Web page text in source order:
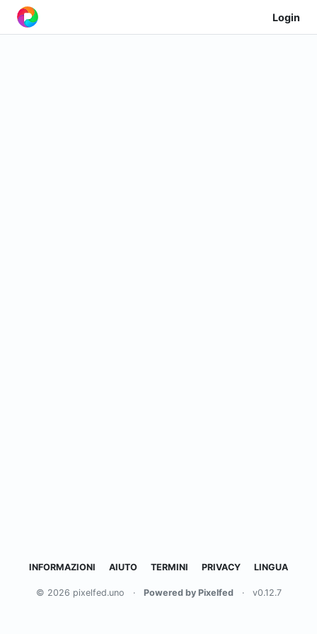
Login
INFORMAZIONI AIUTO TERMINI PRIVACY LINGUA
© 2026 pixelfed.uno · Powered by Pixelfed · v0.12.7